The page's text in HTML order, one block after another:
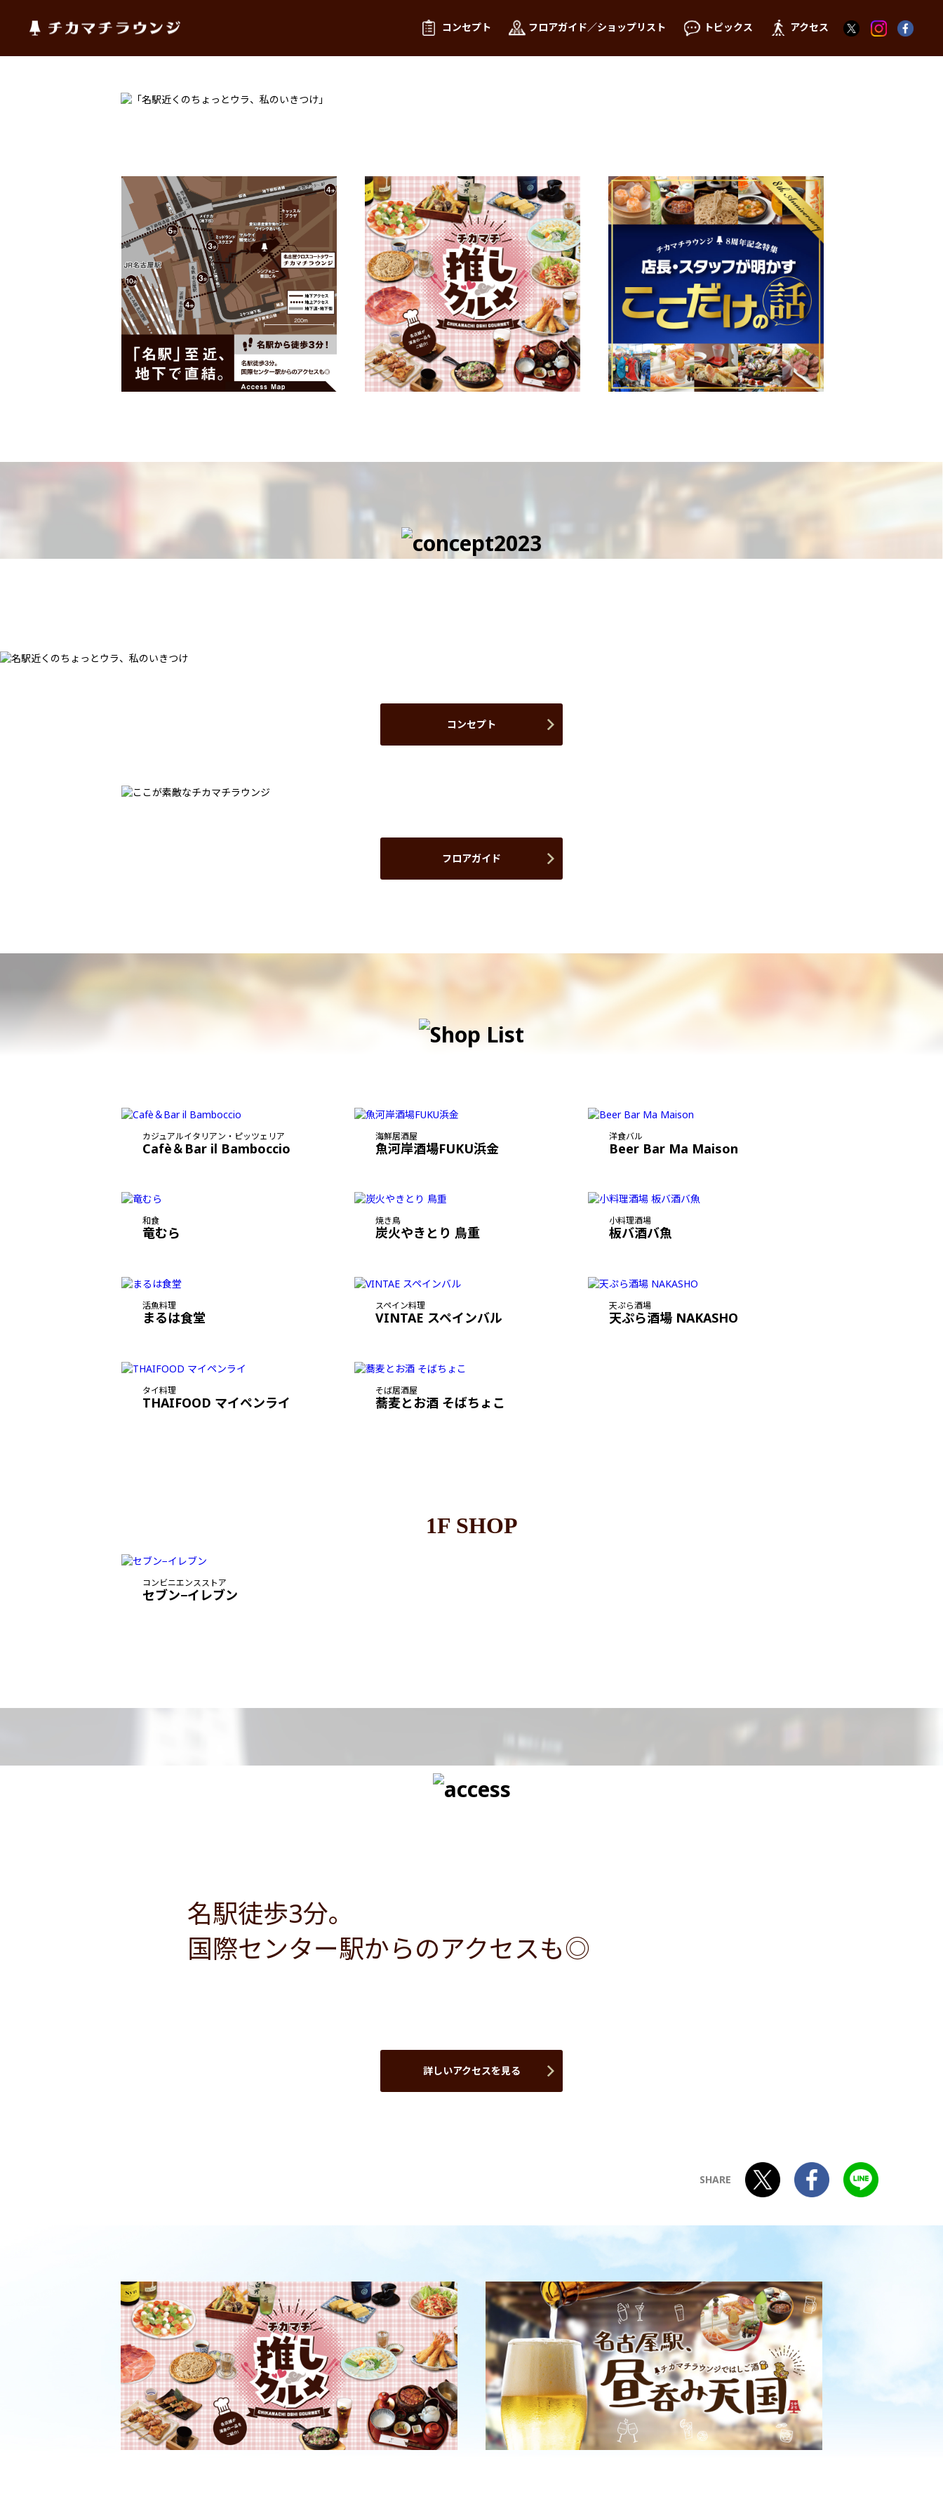
コンセプト フロアガイド／ショップリスト トピックス アクセス
コンセプト
フロアガイド
カジュアルイタリアン・ピッツェリア
Cafè＆Bar il Bamboccio
海鮮居酒屋
魚河岸酒場FUKU浜金
洋食バル
Beer Bar Ma Maison
和食
竜むら
焼き鳥
炭火やきとり 鳥重
小料理酒場
板バ酒バ魚
活魚料理
まるは食堂
スペイン料理
VINTAE スペインバル
天ぷら酒場
天ぷら酒場 NAKASHO
タイ料理
THAIFOOD マイペンライ
そば居酒屋
蕎麦とお酒 そばちょこ
1F SHOP
コンビニエンスストア
セブン−イレブン
名駅徒歩3分。
国際センター駅からのアクセスも◎
詳しいアクセスを見る
SHARE